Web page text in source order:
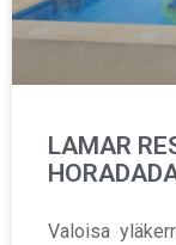
LAMAR
Valoisa